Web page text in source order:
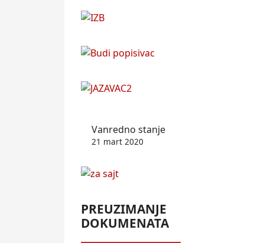
Vanredno stanje
21 mart 2020
PREUZIMANJE
DOKUMENATA